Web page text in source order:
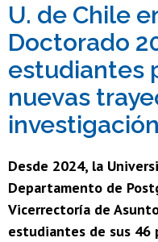
U. de Chile
Doctorado
estudiantes
nuevas
investigación
Desde 2024, la
Departamento de
Vicerrectoría de
estudiantes de sus 46